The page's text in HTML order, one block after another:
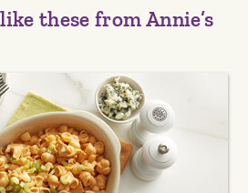
these from Annie’s